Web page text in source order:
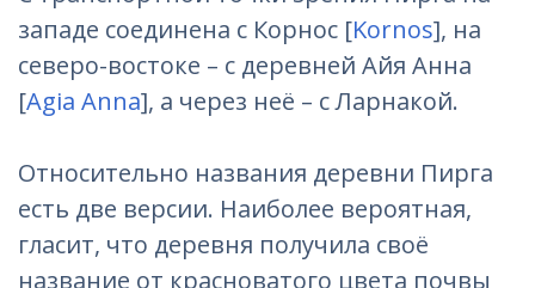
западе соединена с Корнос [Kornos], на
северо-востоке – с деревней Айя Анна
[Agia Anna], а через неё – с Ларнакой.
Относительно названия деревни Пирга
есть две версии. Наиболее вероятная,
гласит, что деревня получила своё
название от красноватого цвета почвы